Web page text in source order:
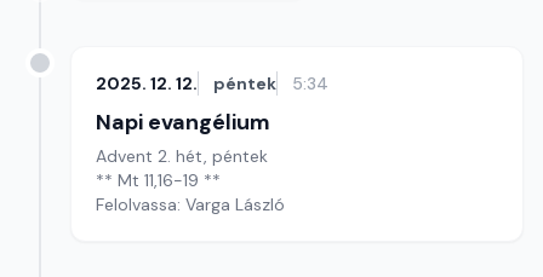
2025. 12. 12. péntek 5:34
Napi evangélium
Advent 2. hét, péntek
** Mt 11,16-19 **
Felolvassa: Varga László